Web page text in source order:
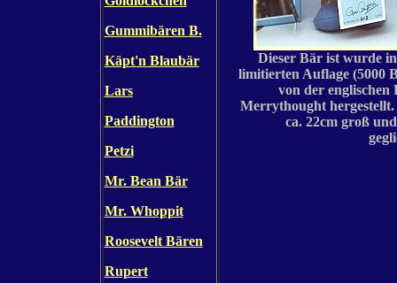
Gummibären B.
Käpt'n Blaubär
Lars
Paddington
Petzi
Mr. Bean Bär
Mr. Whoppit
Roosevelt Bären
Rupert
Dieser Bär ist wurde
limitierten Auflage (5000
von der englischen
Merrythought
ca. 22cm groß